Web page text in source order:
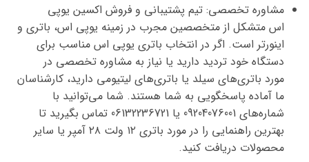
مشاوره تخصصی:تیم پشتیبانی و فروش اکسین یوپی
اسمتشکل از متخصصین مجرب در زمینه یوپی اس، باتری و
اینورتر است. اگر در انتخاب باتری یوپی اسمناسب برای
دستگاه خود تردید دارید یا نیاز به مشاوره تخصصی در
مورد باتری‌های سیلد یا باتری‌های لیتیومی دارید، کارشناسان
ما آماده پاسخگویی به شما هستند. شما می‌توانید با
شماره‌های 09204076001 یا 06132236721 تماس بگیرید تا
بهترین راهنمایی را در مورد باتری ۱۲ ولت ۲۸ آمپر
یا سایر
محصولات دریافت کنید.